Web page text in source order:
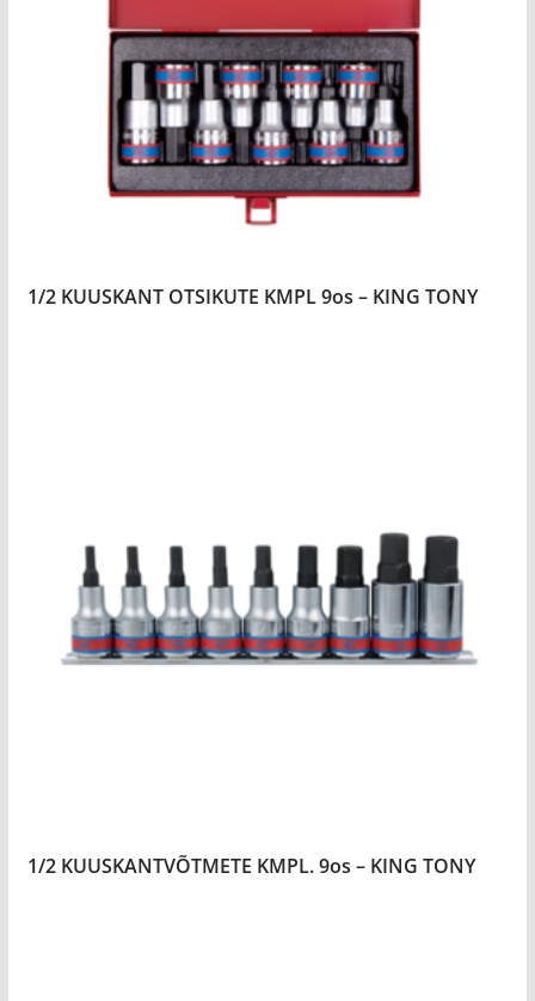
1/2 KUUSKANT OTSIKUTE KMPL 9os – KING TONY
1/2 KUUSKANTVÕTMETE KMPL. 9os – KING TONY